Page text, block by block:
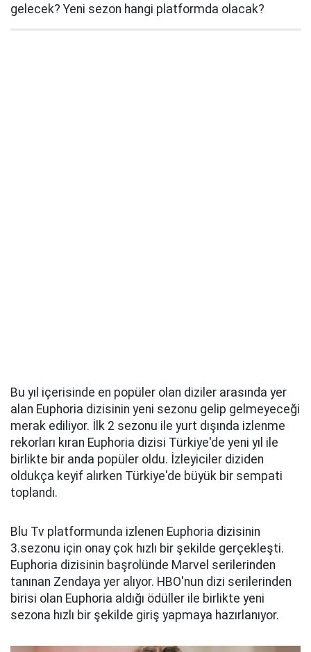
gelecek? Yeni sezon hangi platformda olacak?
Bu yıl içerisinde en popüler olan diziler arasında yer
alan Euphoria dizisinin yeni sezonu gelip gelmeyeceği
merak ediliyor. İlk 2 sezonu ile yurt dışında izlenme
rekorları kıran Euphoria dizisi Türkiye'de yeni yıl ile
birlikte bir anda popüler oldu. İzleyiciler diziden
oldukça keyif alırken Türkiye'de büyük bir sempati
toplandı.
Blu Tv platformunda izlenen Euphoria dizisinin
3.sezonu için onay çok hızlı bir şekilde gerçekleşti.
Euphoria dizisinin başrolünde Marvel serilerinden
tanınan Zendaya yer alıyor. HBO'nun dizi serilerinden
birisi olan Euphoria aldığı ödüller ile birlikte yeni
sezona hızlı bir şekilde giriş yapmaya hazırlanıyor.